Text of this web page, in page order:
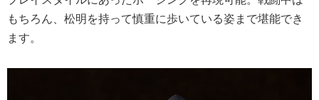
もちろん、松明を持って慎重に歩いている姿まで堪能でき
ます。